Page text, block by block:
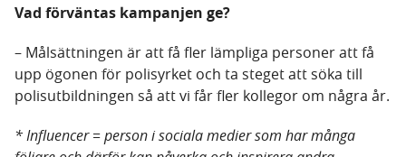
Vad förväntas kampanjen ge?
– Målsättningen är att få fler lämpliga personer att få
upp ögonen för polisyrket och ta steget att söka till
polisutbildningen så att vi får fler kollegor om några år.
* Influencer = person i sociala medier som har många